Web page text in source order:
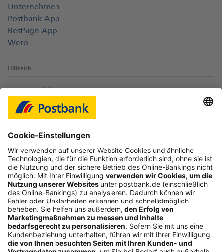
Unternehmen
Postbank App
BestSign-App
Wero
Hilfreich
Login-Probleme
Karte sperren
Kontakt
myBHW
Interessant
Freundschaftswerbung
Schufa-Auskunft
Soziales Engagement
Nachhaltigkeit
ETF-Sparplanrechner